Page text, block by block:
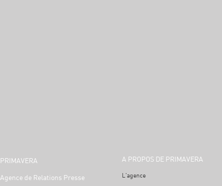
PRIMAVERA
Agence de Relations Presse
A PROPOS DE PRIMAVERA
L'agence